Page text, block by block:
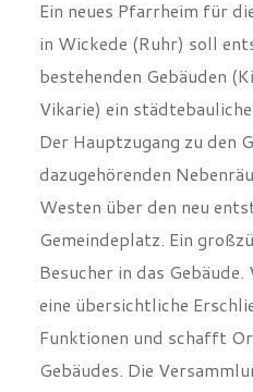
Ein neues Pfarrheim für
in Wickede (Ruhr) soll
bestehenden Gebäuden
Vikarie) ein
Der Hauptzugang zu den
dazugehörenden
Westen über den neu
Gemeindeplatz. Ein
Besucher in das
eine übersichtliche
Funktionen und schafft
Gebäudes. Die